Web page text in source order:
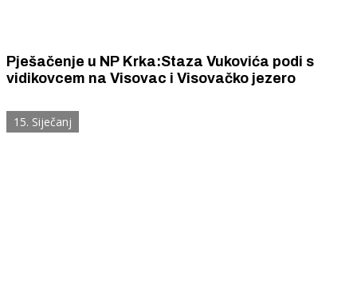
Pješačenje u NP Krka:Staza Vukovića podi s
vidikovcem na Visovac i Visovačko jezero
15. Siječanj